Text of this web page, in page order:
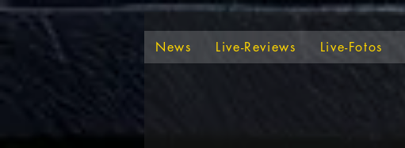
News Live-Reviews Live-Fotos